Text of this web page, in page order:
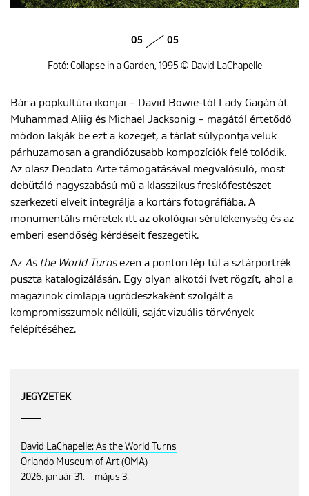
05 05
Fotó: Collapse in a Garden, 1995 © David LaChapelle
Bár a popkultúra ikonjai – David Bowie-tól Lady Gagán át
Muhammad Aliig és Michael Jacksonig – magától értetődő
módon lakják be ezt a közeget, a tárlat súlypontja velük
párhuzamosan a grandiózusabb kompozíciók felé tolódik.
Az olasz Deodato Arte támogatásával megvalósuló, most
debütáló nagyszabású mű a klasszikus freskófestészet
szerkezeti elveit integrálja a kortárs fotográfiába. A
monumentális méretek itt az ökológiai sérülékenység és az
emberi esendőség kérdéseit feszegetik.
Az As the World Turnsezen a ponton lép túl a sztárportrék
puszta katalogizálásán. Egy olyan alkotói ívet rögzít, ahol a
magazinok címlapja ugródeszkaként szolgált a
kompromisszumok nélküli, saját vizuális törvények
felépítéséhez.
JEGYZETEK
David LaChapelle: As the World Turns
Orlando Museum of Art (OMA)
2026. január 31. – május 3.